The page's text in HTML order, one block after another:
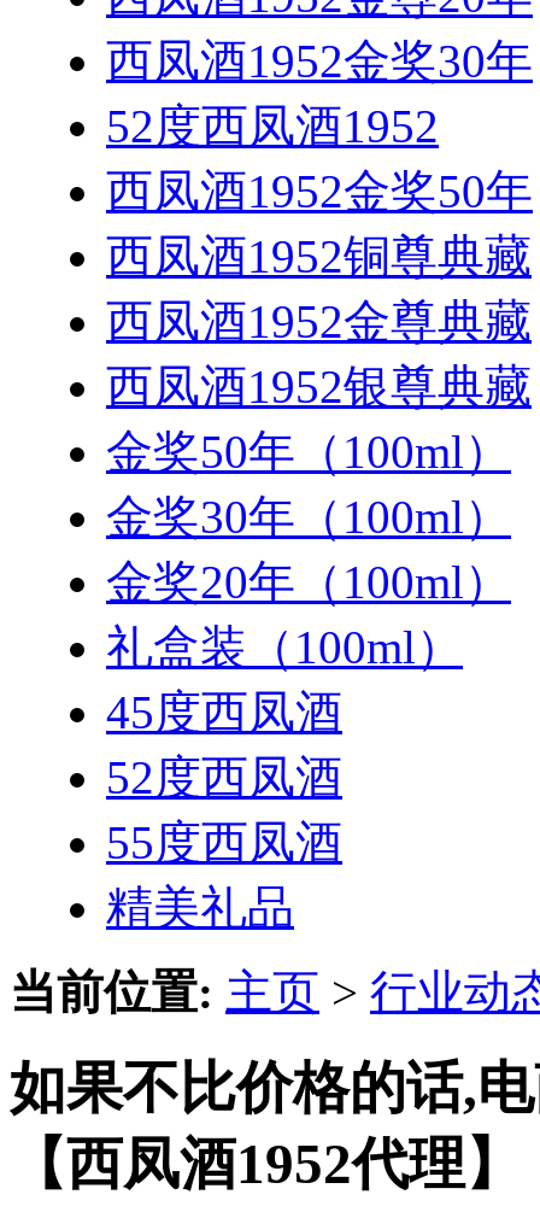
西凤酒1952金奖30年
52度西凤酒1952
西凤酒1952金奖50年
西凤酒1952铜尊典藏
西凤酒1952金尊典藏
西凤酒1952银尊典藏
金奖50年（100ml）
金奖30年（100ml）
金奖20年（100ml）
礼盒装（100ml）
45度西凤酒
52度西凤酒
55度西凤酒
精美礼品
当前位置: 主页 > 行业动
如果不比价格的话,
【西凤酒1952代理】